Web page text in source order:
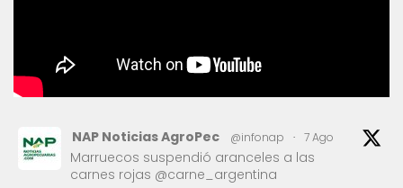
NAP Noticias AgroPec @infonap · 7 Ago
Marruecos suspendió aranceles a las
carnes rojas @carne_argentina